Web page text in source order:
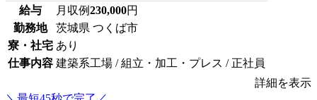
給与 月収例230,000円
勤務地
茨城県 つくば市
寮・社宅 あり
仕事内容 建築系工場 / 組立・加工・プレス / 正社員
詳細を表示